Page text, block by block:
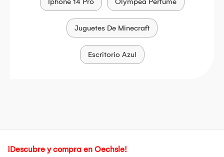
Juguetes De Minecraft
Escritorio Azul
¡Descubre y compra en Oechsle!